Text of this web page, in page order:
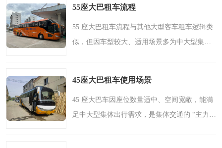
及各途径的优势..
55座大巴租车流程
55 座大巴租车流程与其他大型客车租车逻辑类
似，但因车型较大、适用场景多为中大型集体
质、行程匹配度）。以下..
45座大巴租车使用场景
45 座大巴车因座位数量适中、空间宽敞，能满
足中大型集体出行需求，是集体交通的 “主力车